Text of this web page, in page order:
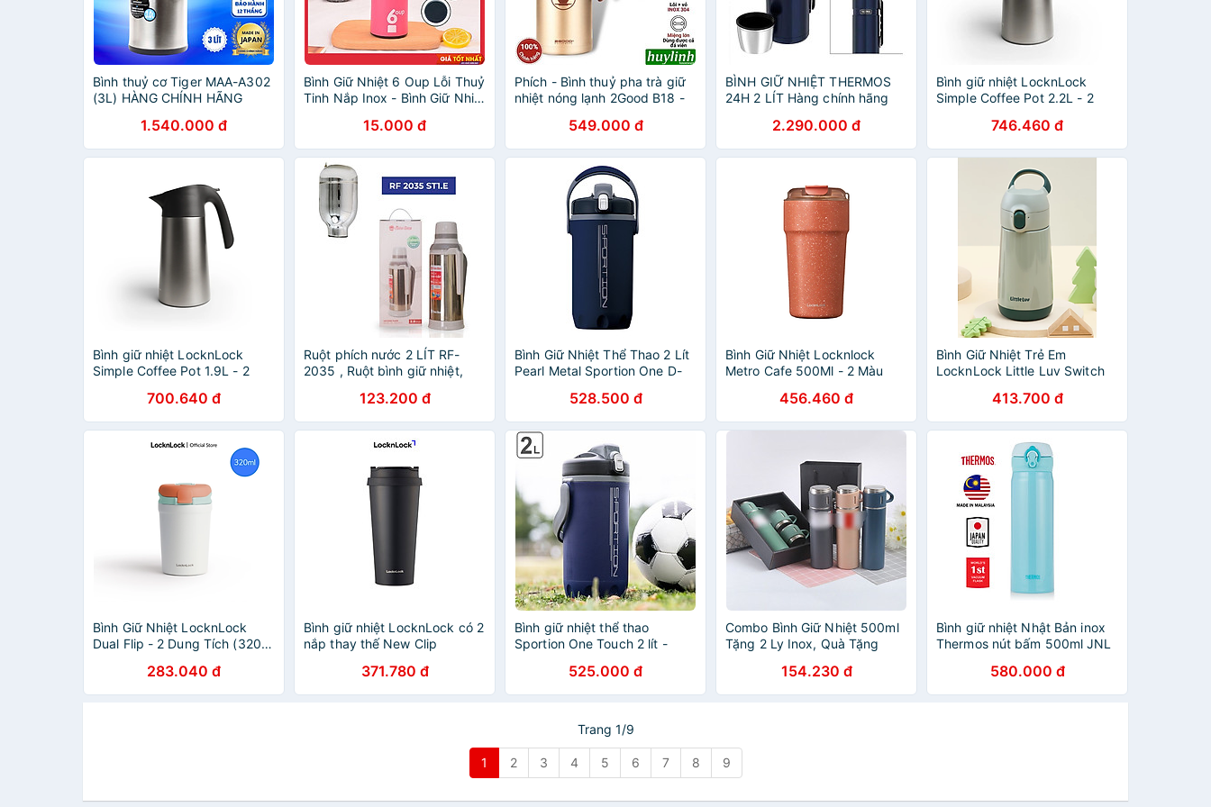
Bình thuỷ cơ Tiger MAA-A302
(3L) HÀNG CHÍNH HÃNG
1.540.000 đ
Bình Giữ Nhiệt 6 Oup Lỗi Thuỷ
Tinh Nắp Inox - Bình Giữ Nhiệt
15.000 đ
Phích - Bình thuỷ pha trà giữ
nhiệt nóng lạnh 2Good B18 -
549.000 đ
BÌNH GIỮ NHIỆT THERMOS
24H 2 LÍT Hàng chính hãng
2.290.000 đ
Bình giữ nhiệt LocknLock
Simple Coffee Pot 2.2L - 2
746.460 đ
Bình giữ nhiệt LocknLock
Simple Coffee Pot 1.9L - 2
700.640 đ
Ruột phích nước 2 LÍT RF-
2035 , Ruột bình giữ nhiệt,
CHÍNH HÃNG123.200 đ
Bình Giữ Nhiệt Thể Thao 2 Lít
Pearl Metal Sportion One D-
528.500 đ
Bình Giữ Nhiệt Locknlock
Metro Cafe 500Ml - 2 Màu
456.460 đ
Bình Giữ Nhiệt Trẻ Em
LocknLock Little Luv Switch
413.700 đ
Bình Giữ Nhiệt LocknLock
Dual Flip - 2 Dung Tích (320ml
LHC4298MIT283.040 đ
Bình giữ nhiệt LocknLock có 2
nắp thay thế New Clip
371.780 đ
Bình giữ nhiệt thể thao
Sportion One Touch 2 lít -
525.000 đ
Combo Bình Giữ Nhiệt 500ml
Tặng 2 Ly Inox, Quà Tặng
154.230 đ
Bình giữ nhiệt Nhật Bản inox
Thermos nút bấm 500ml JNL
Hàng chính hãng
580.000 đ
Trang 1/9
1 2 3 4 5 6 7 8 9